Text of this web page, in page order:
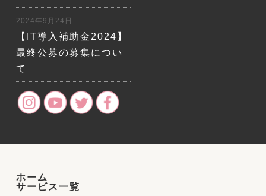
2024年9月24日
【IT導入補助金2024】
最終公募の募集につい
て
ホーム
サービス一覧